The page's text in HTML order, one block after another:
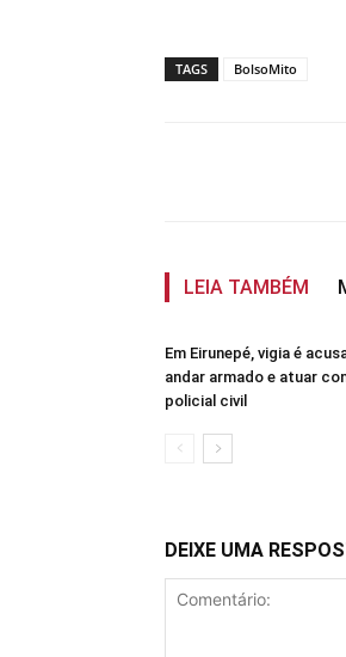
TAGS BolsoMito
LEIA TAMBÉM
Em Eirunepé, vigia é
andar armado e atuar
policial civil
DEIXE UMA